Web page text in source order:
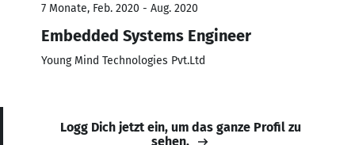
7 Monate, Feb. 2020 - Aug. 2020
Embedded Systems Engineer
Young Mind Technologies Pvt.Ltd
Logg Dich jetzt ein, um das ganze Profil zu
sehen.